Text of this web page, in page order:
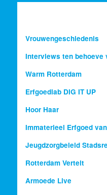
Vrouwengeschiedenis
Interviews ten behoeve
Warm Rotterdam
Erfgoedlab DIG IT UP
Hoor Haar
Immaterieel Erfgoed
Jeugdzorgbeleid
Rotterdam Vertelt
Armoede Live